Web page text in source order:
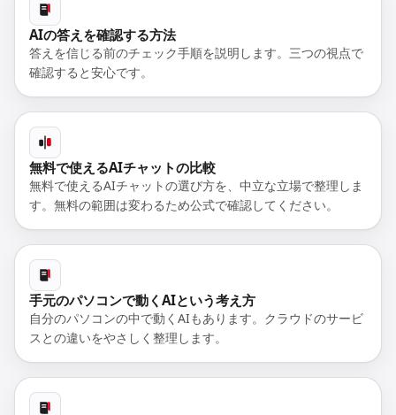
AIの答えを確認する方法
答えを信じる前のチェック手順を説明します。三つの視点で
確認すると安心です。
無料で使えるAIチャットの比較
無料で使えるAIチャットの選び方を、中立な立場で整理しま
す。無料の範囲は変わるため公式で確認してください。
手元のパソコンで動くAIという考え方
自分のパソコンの中で動くAIもあります。クラウドのサービ
スとの違いをやさしく整理します。